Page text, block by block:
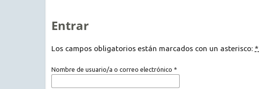
Entrar
Los campos obligatorios están marcados con un asterisco: *
Nombre de usuario/a o correo electrónico *